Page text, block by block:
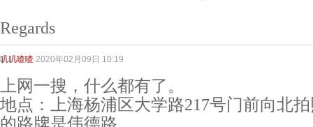
Regards
叽叽喳喳 2020年02月09日 10:19
上网一搜，什么都有了。
地点：上海杨浦区大学路217号门前向北